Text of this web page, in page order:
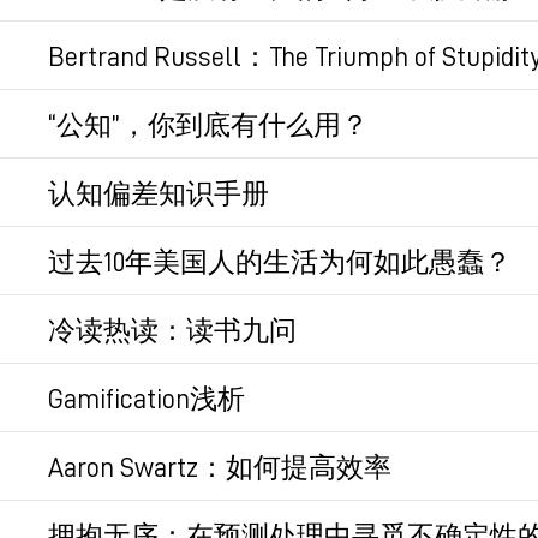
凶。
在每天的日常生活中，最好的状态是什么？
你可能会有很多回答，但有一个答案可能是
心地投入在手头所做的事情上，沉浸在它所
一片宁静，不烦恼，不忧虑，不匆忙，也不操
永久链接
E人和I人，很久以前应该也听过这个词，但并
都不知道是什么。
永久链接
Bertrand Russell：The Triumph of
罗素1933年5月10日发表的《The Triumph of
其中有句话常被引用：The fundamental
cocksure while the intelligent are full of doubt
信，而聪明人充满怀疑。）
1933年正是希特勒就任德国总理之时，这里
愚蠢的人盲目自信，聪明人充满怀疑在心理
“公知”，你到底有什么用？
共有知识（mutual knowledge）：大家都知道
公共知识（common knowledge）：大家都知
会合作的基础）
认知偏差知识手册
这是一个飞书文档，收集了67种认知偏差并
中。
永久链接
过去10年美国人的生活为何如此愚蠢？
本文作者乔纳森·海特（Jonathan Haidt）为美
系统方面均有深刻的洞见（国内出版过他的
是坚持“我对你错”》）。仔细阅读完今天这篇
网而诞生的社交媒体，是如何一步步依靠技
虽然作者的叙事着重于美国意识形态下的互
——互联网正在加剧放大、叠加人们的对立情
冷读热读：读书九问
阳志平关于读书的建议。
Gamification浅析
以心流和即时反馈为核心设计的游戏化玩法，
Aaron Swartz：如何提高效率
效率的真正秘密在于“聆听自己”，在你饿的时